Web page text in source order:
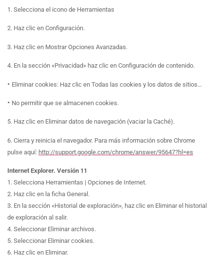
1. Selecciona el icono de Herramientas
2. Haz clic en Configuración.
3. Haz clic en Mostrar Opciones Avanzadas.
4. En la sección «Privacidad» haz clic en Configuración de contenido.
• Eliminar cookies: Haz clic en Todas las cookies y los datos de sitios…
• No permitir que se almacenen cookies.
5. Haz clic en Eliminar datos de navegación (vaciar la Caché).
6. Cierra y reinicia el navegador. Para más información sobre Chrome
pulse aquí: http://support.google.com/chrome/answer/95647?hl=es
Internet Explorer. Versión 11
1. Selecciona Herramientas | Opciones de Internet.
2. Haz clic en la ficha General.
3. En la sección «Historial de exploración», haz clic en Eliminar el historial
de exploración al salir.
4. Seleccionar Eliminar archivos.
5. Seleccionar Eliminar cookies.
6. Haz clic en Eliminar.